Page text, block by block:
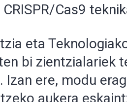
Cas9
eta
bi zientzialariek
Izan ere, modu
aukera